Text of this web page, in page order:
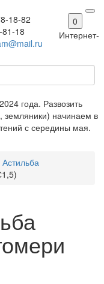
18-82
18
0
Интернет-
года. Развозить
земляники) начинаем в
с середины мая.
Астильба